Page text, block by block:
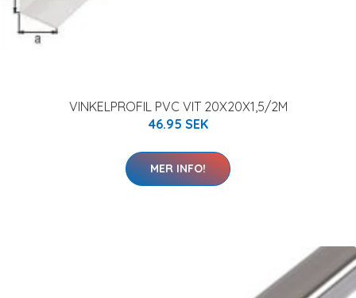
VINKELPROFIL PVC VIT 20X20X1,5/2M
46.95 SEK
MER INFO!